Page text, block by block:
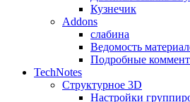
Кузнечик
Addons
слабина
Ведомость
Подробные
TechNotes
Структурное 3D
Настройки